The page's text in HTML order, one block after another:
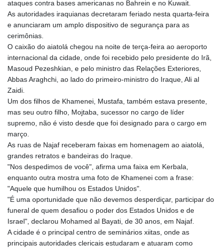
ataques contra bases americanas no Bahrein e no Kuwait.
As autoridades iraquianas decretaram feriado nesta quarta-feira
e anunciaram um amplo dispositivo de segurança para as
cerimônias.
O caixão do aiatolá chegou na noite de terça-feira ao aeroporto
internacional da cidade, onde foi recebido pelo presidente do Irã,
Masoud Pezeshkian, e pelo ministro das Relações Exteriores,
Abbas Araghchi, ao lado do primeiro-ministro do Iraque, Ali al
Zaidi.
Um dos filhos de Khamenei, Mustafa, também estava presente,
mas seu outro filho, Mojtaba, sucessor no cargo de líder
supremo, não é visto desde que foi designado para o cargo em
março.
As ruas de Najaf receberam faixas em homenagem ao aiatolá,
grandes retratos e bandeiras do Iraque.
"Nos despedimos de você", afirma uma faixa em Kerbala,
enquanto outra mostra uma foto de Khamenei com a frase:
"Aquele que humilhou os Estados Unidos".
"É uma oportunidade que não devemos desperdiçar, participar do
funeral de quem desafiou o poder dos Estados Unidos e de
Israel", declarou Mohamed al Bayati, de 30 anos, em Najaf.
A cidade é o principal centro de seminários xiitas, onde as
principais autoridades clericais estudaram e atuaram como